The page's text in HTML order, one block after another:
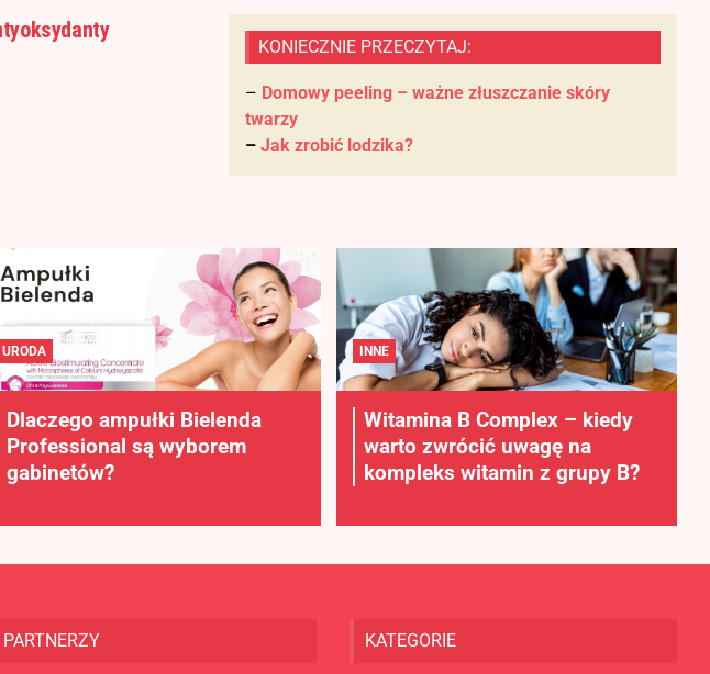
KONIECZNIE PRZECZYTAJ:
– Domowy peeling – ważne złuszczanie skóry
twarzy
– Jak zrobić lodzika?
URODA
Dlaczego ampułki Bielenda
Professional są wyborem
gabinetów?
INNE
Witamina B Complex – kiedy
warto zwrócić uwagę na
kompleks witamin z grupy B?
PARTNERZY KATEGORIE